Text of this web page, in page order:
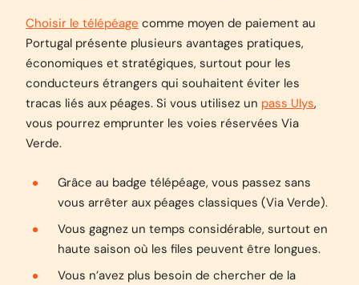
Choisir le télépéage comme moyen de paiement au
Portugal présente plusieurs avantages pratiques,
économiques et stratégiques, surtout pour les
conducteurs étrangers qui souhaitent éviter les
tracas liés aux péages. Si vous utilisez un pass Ulys,
vous pourrez emprunter les voies réservées Via
Verde.
Grâce au badge télépéage, vous passez sans
vous arrêter aux péages classiques (Via Verde).
Vous gagnez un temps considérable, surtout en
haute saison où les files peuvent être longues.
Vous n’avez plus besoin de chercher de la